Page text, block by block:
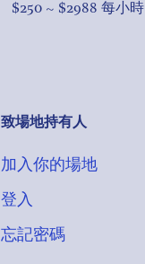
$250 ~ $2988 每小時
致場地持有人
加入你的場地
登入
忘記密碼